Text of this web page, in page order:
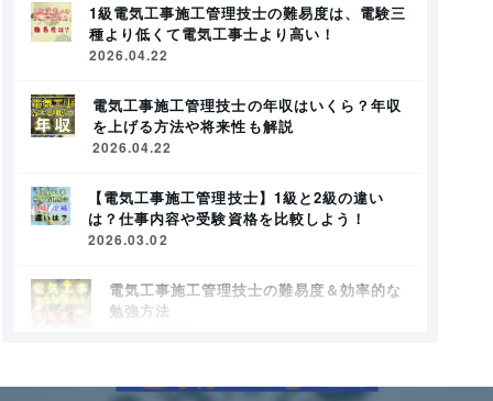
1級電気工事施工管理技士の難易度は、電験三
種より低くて電気工事士より高い！
2026.04.22
電気工事施工管理技士の年収はいくら？年収
を上げる方法や将来性も解説
2026.04.22
【電気工事施工管理技士】1級と2級の違い
は？仕事内容や受験資格を比較しよう！
2026.03.02
電気工事施工管理技士の難易度＆効率的な
勉強方法